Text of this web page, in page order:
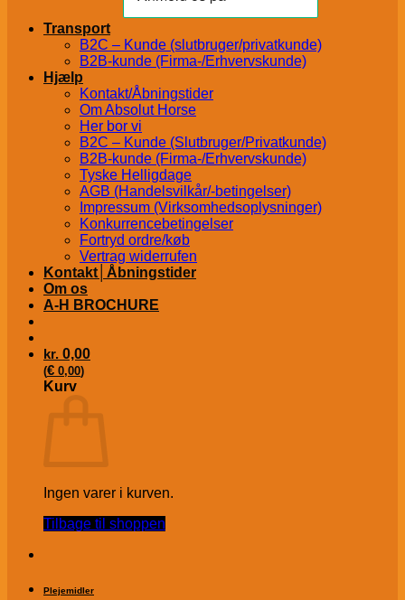
Transport
B2C – Kunde (slutbruger/privatkunde)
B2B-kunde (Firma-/Erhvervskunde)
Hjælp
Kontakt/Åbningstider
Om Absolut Horse
Her bor vi
B2C – Kunde (Slutbruger/Privatkunde)
B2B-kunde (Firma-/Erhvervskunde)
Tyske Helligdage
AGB (Handelsvilkår/-betingelser)
Impressum (Virksomhedsoplysninger)
Konkurrencebetingelser
Fortryd ordre/køb
Vertrag widerrufen
Kontakt│Åbningstider
Om os
A-H BROCHURE
kr. 0,00
(€ 0,00)
Kurv
Ingen varer i kurven.
Tilbage til shoppen
Plejemidler